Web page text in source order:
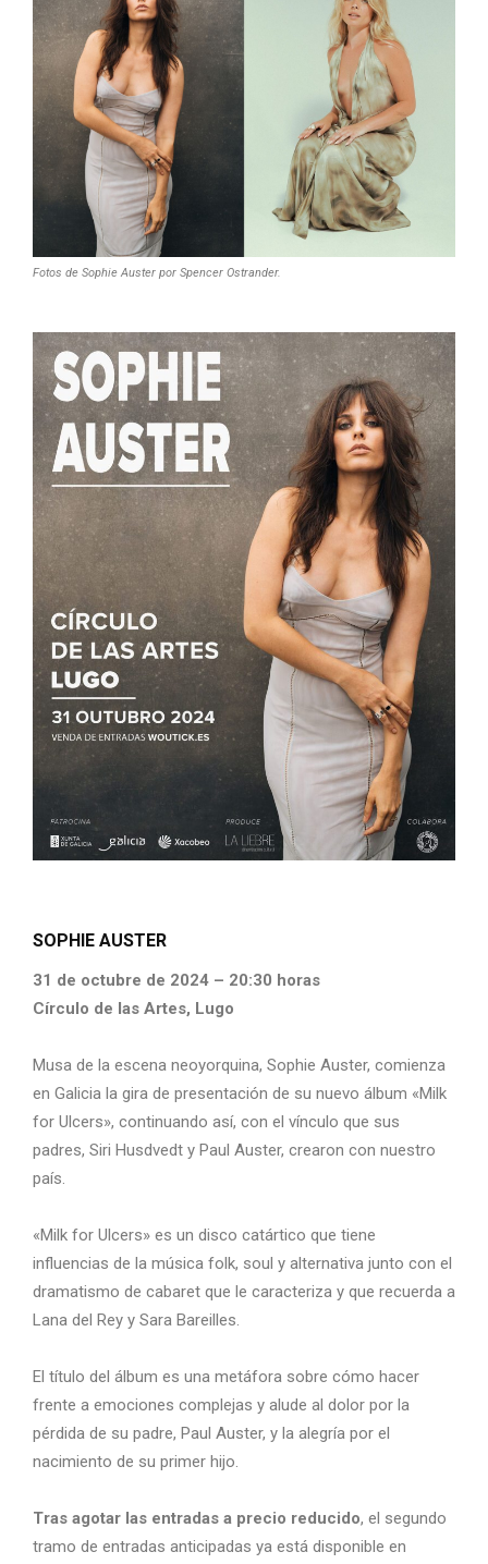
Fotos de Sophie Auster por Spencer Ostrander.
SOPHIE AUSTER
31 de octubre de 2024 – 20:30 horas
Círculo de las Artes, Lugo
Musa de la escena neoyorquina, Sophie Auster, comienza
en Galicia la gira de presentación de su nuevo álbum «Milk
for Ulcers», continuando así, con el vínculo que sus
padres, Siri Husdvedt y Paul Auster, crearon con nuestro
país.
«Milk for Ulcers» es un disco catártico que tiene
influencias de la música folk, soul y alternativa junto con el
dramatismo de cabaret que le caracteriza y que recuerda a
Lana del Rey y Sara Bareilles.
El título del álbum es una metáfora sobre cómo hacer
frente a emociones complejas y alude al dolor por la
pérdida de su padre, Paul Auster, y la alegría por el
nacimiento de su primer hijo.
Tras agotar las entradas a precio reducido, el segundo
tramo de entradas anticipadas ya está disponible en